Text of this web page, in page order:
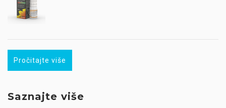
Pročitajte više
Saznajte više